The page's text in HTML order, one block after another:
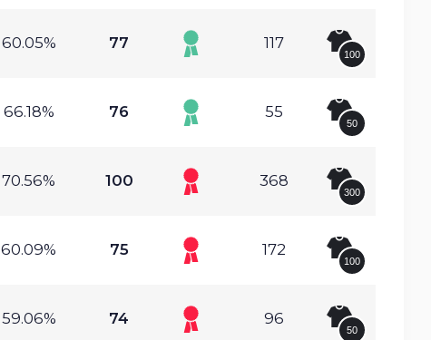
60.05% 77 117
100
66.18% 76 55
50
70.56% 100 368
300
60.09% 75 172
100
59.06% 74 96
50